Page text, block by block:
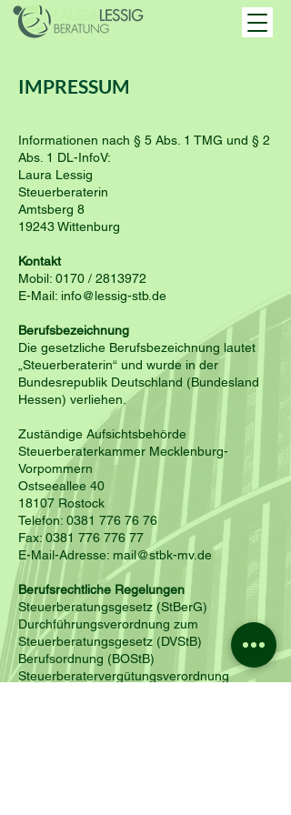
IMPRESSUM
Informationen nach § 5 Abs. 1 TMG und § 2
Abs. 1 DL-InfoV:
Laura Lessig
Steuerberaterin
Amtsberg 8
19243 Wittenburg
Kontakt
Mobil: 0170 / 2813972
E-Mail: info@lessig-stb.de
Berufsbezeichnung
Die gesetzliche Berufsbezeichnung lautet
„Steuerberaterin“ und wurde in der
Bundesrepublik Deutschland (Bundesland
Hessen) verliehen.
Zuständige Aufsichtsbehörde
Steuerberaterkammer Mecklenburg-
Vorpommern
Ostseeallee 40
18107 Rostock
Telefon: 0381 776 76 76
Fax: 0381 776 776 77
E-Mail-Adresse: mail@stbk-mv.de
Berufsrechtliche Regelungen
Steuerberatungsgesetz (StBerG)
Durchführungsverordnung zum
Steuerberatungsgesetz (DVStB)
Berufsordnung (BOStB)
Steuerberatervergütungsverordnung